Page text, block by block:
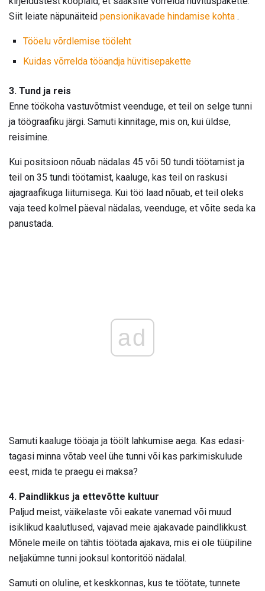
Siit leiate näpunäiteid pensionikavade hindamise kohta .
Tööelu võrdlemise tööleht
Kuidas võrrelda tööandja hüvitisepakette
3. Tund ja reis
Enne töökoha vastuvõtmist veenduge, et teil on selge tunni
ja töögraafiku järgi. Samuti kinnitage, mis on, kui üldse,
reisimine.
Kui positsioon nõuab nädalas 45 või 50 tundi töötamist ja
teil on 35 tundi töötamist, kaaluge, kas teil on raskusi
ajagraafikuga liitumisega. Kui töö laad nõuab, et teil oleks
vaja teed kolmel päeval nädalas, veenduge, et võite seda ka
panustada.
ad
Samuti kaaluge tööaja ja töölt lahkumise aega. Kas edasi-
tagasi minna võtab veel ühe tunni või kas parkimiskulude
eest, mida te praegu ei maksa?
4. Paindlikkus ja ettevõtte kultuur
Paljud meist, väikelaste või eakate vanemad või muud
isiklikud kaalutlused, vajavad meie ajakavade paindlikkust.
Mõnele meile on tähtis töötada ajakava, mis ei ole tüüpiline
neljakümne tunni jooksul kontoritöö nädalal.
Samuti on oluline, et keskkonnas, kus te töötate, tunnete